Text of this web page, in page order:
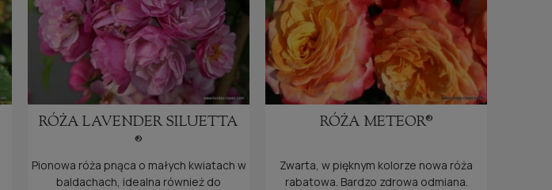
RÓŻA LAVENDER SILUETTA
®
Pionowa róża pnąca o małych kwiatach w
baldachach, idealna również do
RÓŻA METEOR®
Zwarta, w pięknym kolorze nowa róża
rabatowa. Bardzo zdrowa odmiana.